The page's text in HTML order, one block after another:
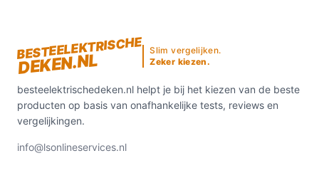
BESTEELEKTRISCHE
DEKEN.NL
Slim vergelijken.
Zeker kiezen.
besteelektrischedeken.nl helpt je bij het kiezen van de beste
producten op basis van onafhankelijke tests, reviews en
vergelijkingen.
info@lsonlineservices.nl